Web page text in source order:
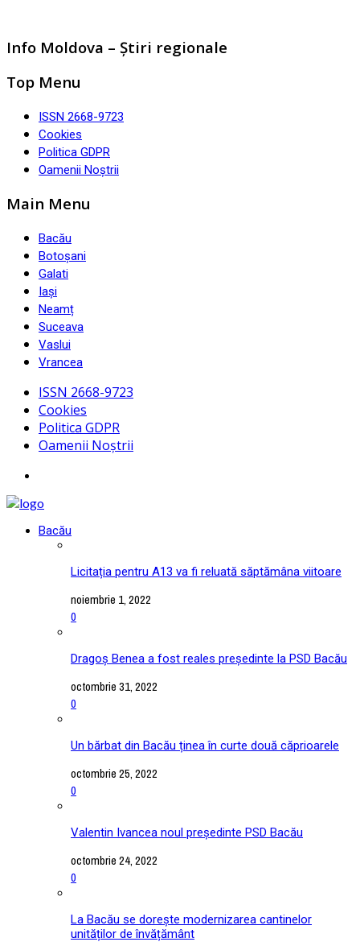
Info Moldova – Știri regionale
Top Menu
ISSN 2668-9723
Cookies
Politica GDPR
Oamenii Noștrii
Main Menu
Bacău
Botoșani
Galati
Iași
Neamț
Suceava
Vaslui
Vrancea
ISSN 2668-9723
Cookies
Politica GDPR
Oamenii Noștrii
Bacău
Licitația pentru A13 va fi reluată săptămâna viitoare
noiembrie 1, 2022
0
Dragoș Benea a fost reales președinte la PSD Bacău
octombrie 31, 2022
0
Un bărbat din Bacău ținea în curte două căprioarele
octombrie 25, 2022
0
Valentin Ivancea noul președinte PSD Bacău
octombrie 24, 2022
0
La Bacău se dorește modernizarea cantinelor
unităților de învățământ